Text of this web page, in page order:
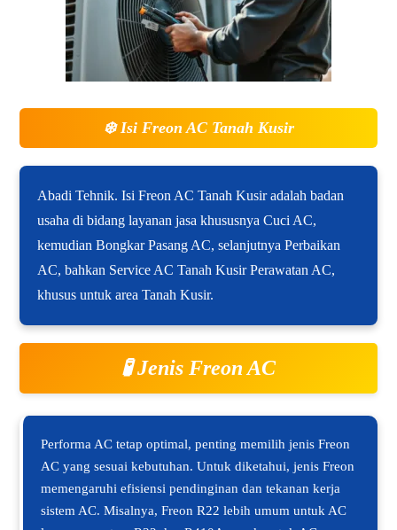
❄️Isi Freon AC Tanah Kusir
Abadi Tehnik. Isi Freon AC Tanah Kusir adalah badan
usaha di bidang layanan jasa khususnya Cuci AC,
kemudian Bongkar Pasang AC, selanjutnya Perbaikan
AC, bahkan Service AC Tanah Kusir Perawatan AC,
khusus untuk area Tanah Kusir.
🧪 Jenis Freon AC
Performa AC tetap optimal, penting memilih jenis Freon
AC yang sesuai kebutuhan. Untuk diketahui, jenis Freon
memengaruhi efisiensi pendinginan dan tekanan kerja
sistem AC. Misalnya, Freon R22 lebih umum untuk AC